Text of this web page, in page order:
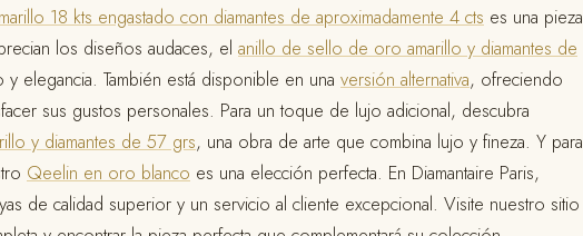
18 kts engastado con diamantes de aproximadamente 4 cts es una pieza
los diseños audaces, el anillo de sello de oro amarillo y diamantes de
elegancia. También está disponible en una versión alternativa, ofreciendo
sus gustos personales. Para un toque de lujo adicional, descubra
y diamantes de 57 grs, una obra de arte que combina lujo y fineza. Y para
Qeelin en oro blanco es una elección perfecta. En Diamantaire Paris,
de calidad superior y un servicio al cliente excepcional. Visite nuestro sitio